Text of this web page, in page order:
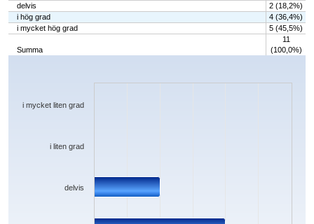
delvis
2 (18,2%)
i hög grad
4 (36,4%)
i mycket hög grad
5 (45,5%)
Summa
11
(100,0%)
Chart
The chart has 1 X axis displaying categories.
delvis
i liten grad
i mycket liten grad